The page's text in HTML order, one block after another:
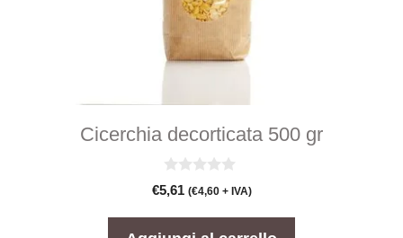
Cicerchia decorticata 500 gr
0
s
€5,61 (€4,60+ IVA)